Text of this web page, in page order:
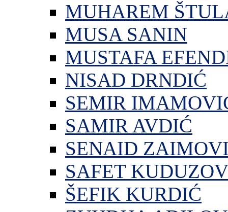
MUHAREM
MUSA SANIN
MUSTAFA
NISAD DRNDIĆ
SEMIR
SAMIR AVDIĆ
SENAID
SAFET
ŠEFIK KURDIĆ